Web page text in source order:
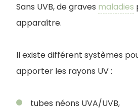
Sans UVB, de graves maladies
apparaître.
Il existe différent systèmes
apporter les rayons UV :
tubes néons UVA/UVB,